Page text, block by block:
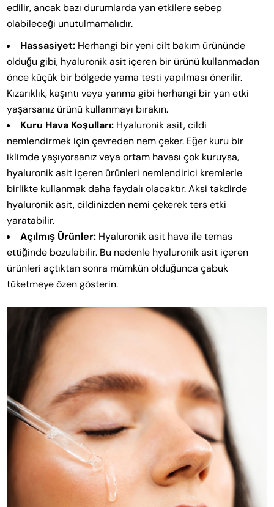
edilir, ancak bazı durumlarda yan etkilere sebep
olabileceği unutulmamalıdır.
Hassasiyet: Herhangi bir yeni cilt bakım ürününde
olduğu gibi, hyaluronik asit içeren bir ürünü kullanmadan
önce küçük bir bölgede yama testi yapılması önerilir.
Kızarıklık, kaşıntı veya yanma gibi herhangi bir yan etki
yaşarsanız ürünü kullanmayı bırakın.
Kuru Hava Koşulları: Hyaluronik asit, cildi
nemlendirmek için çevreden nem çeker. Eğer kuru bir
iklimde yaşıyorsanız veya ortam havası çok kuruysa,
hyaluronik asit içeren ürünleri nemlendirici kremlerle
birlikte kullanmak daha faydalı olacaktır. Aksi takdirde
hyaluronik asit, cildinizden nemi çekerek ters etki
yaratabilir.
Açılmış Ürünler: Hyaluronik asit hava ile temas
ettiğinde bozulabilir. Bu nedenle hyaluronik asit içeren
ürünleri açtıktan sonra mümkün olduğunca çabuk
tüketmeye özen gösterin.